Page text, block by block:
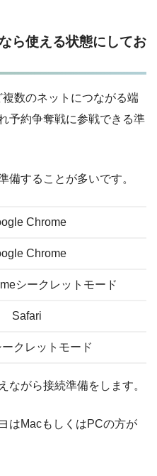
ら使える状態にしてお
数のネットにつながる端
予約争奪戦に参戦できる準
備することが多いです。
Chrome
Chrome
シークレットモード
Safari
クレットモード
ながら接続準備をします。
はMacもしくはPCの方が